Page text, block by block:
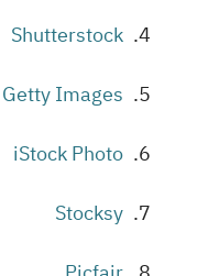
Shutterstock
Getty Images
iStock Photo
Stocksy